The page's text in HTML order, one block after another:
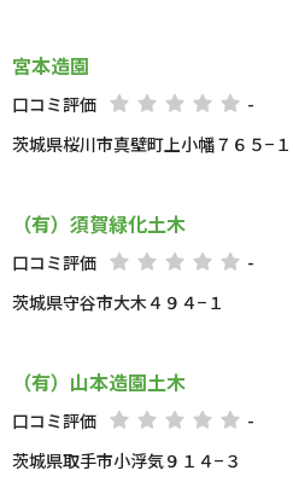
宮本造園
口コミ評価
-
茨城県桜川市真壁町上小幡７６５−１
（有）須賀緑化土木
口コミ評価
-
茨城県守谷市大木４９４−１
（有）山本造園土木
口コミ評価
-
茨城県取手市小浮気９１４−３